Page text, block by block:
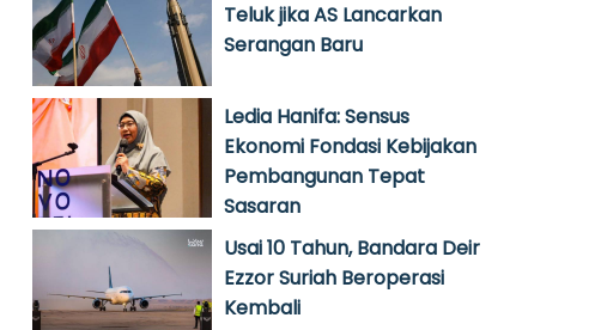
Teluk jika AS Lancarkan
Serangan Baru
Ledia Hanifa: Sensus
Ekonomi Fondasi Kebijakan
Pembangunan Tepat
Sasaran
Usai 10 Tahun, Bandara Deir
Ezzor Suriah Beroperasi
Kembali